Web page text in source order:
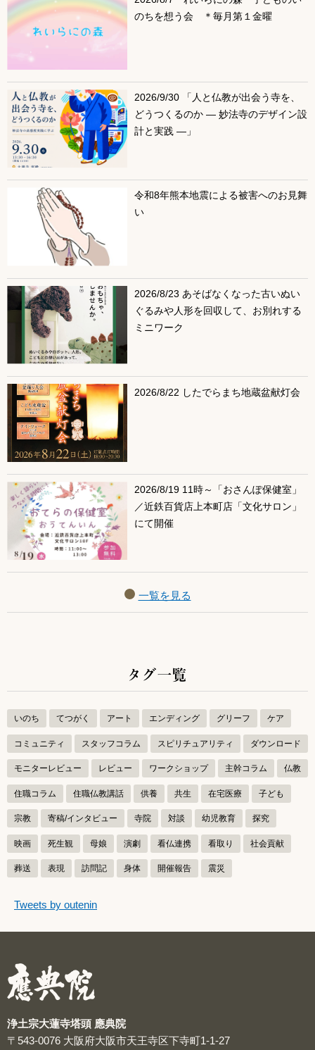
のちを想う会 ＊毎月第１金曜
2026/9/30 「人と仏教が出会う寺を、
どうつくるのか ― 妙法寺のデザイン設
計と実践 ―」
令和8年熊本地震による被害へのお見舞
い
2026/8/23 あそばなくなった古いぬい
ぐるみや人形を回収して、お別れする
ミニワーク
2026/8/22 したでらまち地蔵盆献灯会
2026/8/19 11時～「おさんぽ保健室」
／近鉄百貨店上本町店「文化サロン」
にて開催
一覧を見る
タグ一覧
いのち てつがく アート エンディング グリーフ ケア
コミュニティ スタッフコラム スピリチュアリティ ダウンロード
モニターレビュー レビュー ワークショップ 主幹コラム 仏教
住職コラム 住職仏教講話 供養 共生 在宅医療 子ども
宗教 寄稿/インタビュー 寺院 対談 幼児教育 探究
映画 死生観 母娘 演劇 看仏連携 看取り 社会貢献
葬送 表現 訪問記 身体 開催報告 震災
つぶやき
つぶやきをスキップする
Tweets by outenin
浄土宗大蓮寺塔頭 應典院
〒543-0076 大阪府大阪市天王寺区下寺町1-1-27